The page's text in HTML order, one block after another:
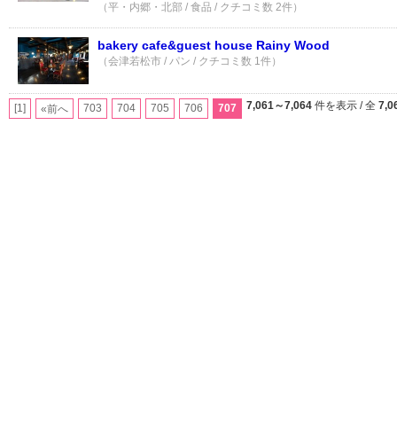
（平・内郷・北部 / 食品 / クチコミ数 2件）
bakery cafe&guest house Rainy Wood
（会津若松市 / パン / クチコミ数 1件）
[1] «前へ 703 704 705 706 707 7,061～7,064 件を表示 / 全